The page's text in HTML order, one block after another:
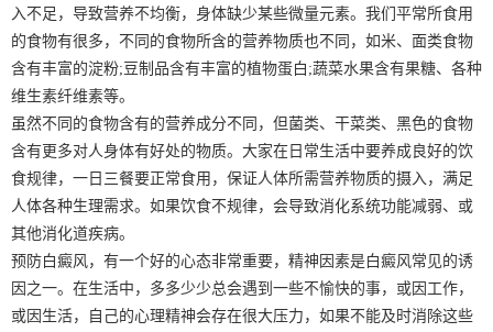
入不足，导致营养不均衡，身体缺少某些微量元素。我们平常所食用
的食物有很多，不同的食物所含的营养物质也不同，如米、面类食物
含有丰富的淀粉;豆制品含有丰富的植物蛋白;蔬菜水果含有果糖、各种
维生素纤维素等。
虽然不同的食物含有的营养成分不同，但菌类、干菜类、黑色的食物
含有更多对人身体有好处的物质。大家在日常生活中要养成良好的饮
食规律，一日三餐要正常食用，保证人体所需营养物质的摄入，满足
人体各种生理需求。如果饮食不规律，会导致消化系统功能减弱、或
其他消化道疾病。
预防白癜风，有一个好的心态非常重要，精神因素是白癜风常见的诱
因之一。在生活中，多多少少总会遇到一些不愉快的事，或因工作，
或因生活，自己的心理精神会存在很大压力，如果不能及时消除这些